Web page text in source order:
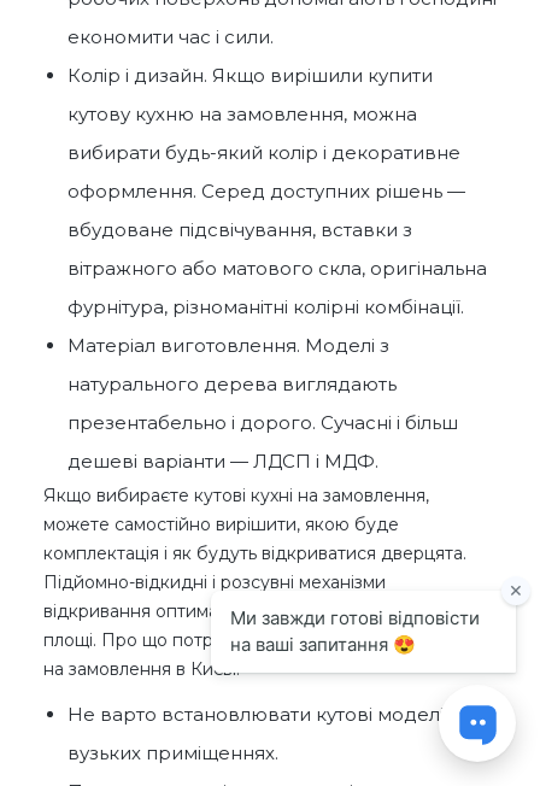
економити час і сили.
Колір і дизайн. Якщо вирішили купити
кутову кухню на замовлення, можна
вибирати будь-який колір і декоративне
оформлення. Серед доступних рішень —
вбудоване підсвічування, вставки з
вітражного або матового скла, оригінальна
фурнітура, різноманітні колірні комбінації.
Матеріал виготовлення. Моделі з
натурального дерева виглядають
презентабельно і дорого. Сучасні і більш
дешеві варіанти — ЛДСП і МДФ.
Якщо вибираєте кутові кухні на замовлення,
можете самостійно вирішити, якою буде
комплектація і як будуть відкриватися дверцята.
Підйомно-відкидні і розсувні механізми
відкривання оптимально підходять для кухонь малої
площі. Про що потрібно пам'ятати, вибираючи кухні
на замовлення в Києві:
Не варто встановлювати кутові моделі у
вузьких приміщеннях.